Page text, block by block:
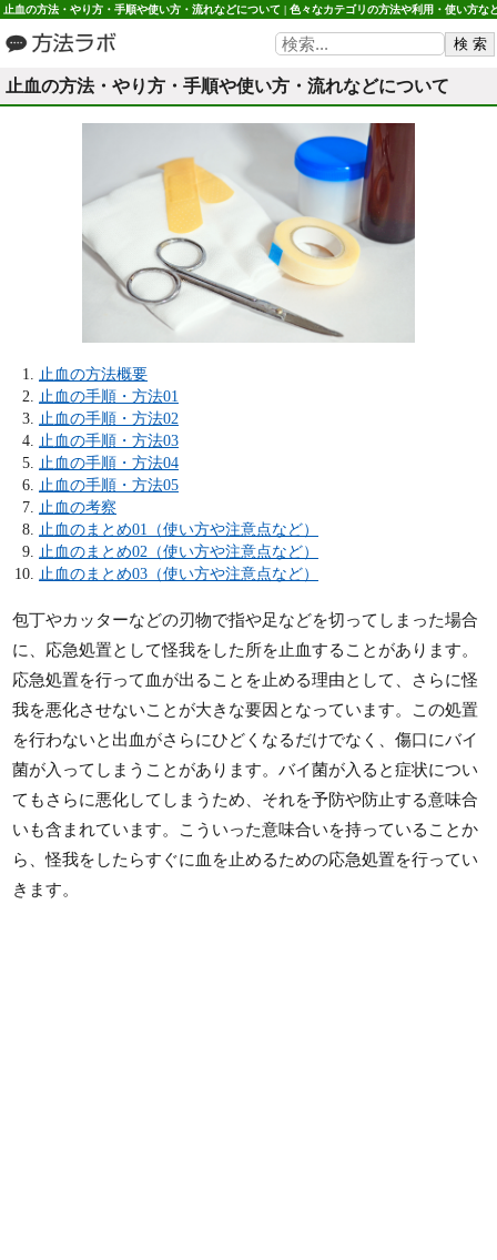
止血の方法・やり方・手順や使い方・流れなどについて | 色々なカテゴリの方法や利用・使い方な
止血の方法・やり方・手順や使い方・流れなどについて
止血の方法概要
止血の手順・方法01
止血の手順・方法02
止血の手順・方法03
止血の手順・方法04
止血の手順・方法05
止血の考察
止血のまとめ01（使い方や注意点など）
止血のまとめ02（使い方や注意点など）
止血のまとめ03（使い方や注意点など）
包丁やカッターなどの刃物で指や足などを切ってしまった場合
に、応急処置として怪我をした所を止血することがあります。
応急処置を行って血が出ることを止める理由として、さらに怪
我を悪化させないことが大きな要因となっています。この処置
を行わないと出血がさらにひどくなるだけでなく、傷口にバイ
菌が入ってしまうことがあります。バイ菌が入ると症状につい
てもさらに悪化してしまうため、それを予防や防止する意味合
いも含まれています。こういった意味合いを持っていることか
ら、怪我をしたらすぐに血を止めるための応急処置を行ってい
きます。